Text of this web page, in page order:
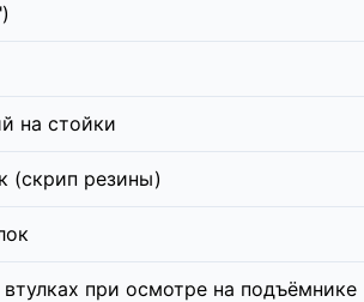
на стойки
(скрип резины)
при осмотре на подъёмнике